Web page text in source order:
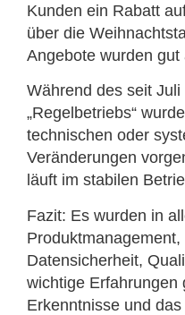
Kunden ein Rabatt
über die
Angebote wurden gut
Während des seit
„Regelbetriebs“
technischen oder
Veränderungen
läuft im stabilen
Fazit: Es wurden in
Datensicherheit,
wichtige Erfahrungen
Erkenntnisse und